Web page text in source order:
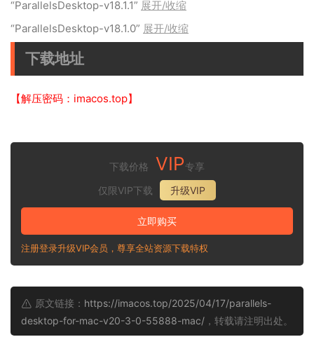
“ParallelsDesktop-v18.1.1” 展开/收缩
“ParallelsDesktop-v18.1.0” 展开/收缩
下载地址
【解压密码：imacos.top】
下载价格 VIP专享
仅限VIP下载
升级VIP
立即购买
注册登录升级VIP会员，尊享全站资源下载特权
原文链接： https://imacos.top/2025/04/17/parallels-
desktop-for-mac-v20-3-0-55888-mac/ ，转载请注明出处。